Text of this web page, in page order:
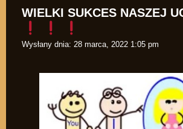
WIELKI SUKCES NASZEJ
Wysłany dnia: 28 marca, 2022 1:05 pm